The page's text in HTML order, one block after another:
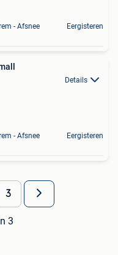
- Afsnee Eergisteren
Details
- Afsnee Eergisteren
3
3